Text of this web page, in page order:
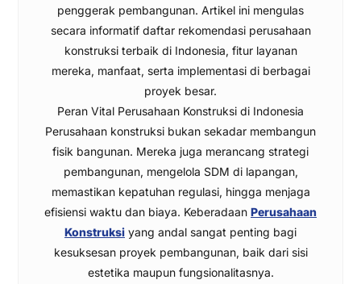
penggerak pembangunan. Artikel ini mengulas
secara informatif daftar rekomendasi perusahaan
konstruksi terbaik di Indonesia, fitur layanan
mereka, manfaat, serta implementasi di berbagai
proyek besar.
Peran Vital Perusahaan Konstruksi di Indonesia
Perusahaan konstruksi bukan sekadar membangun
fisik bangunan. Mereka juga merancang strategi
pembangunan, mengelola SDM di lapangan,
memastikan kepatuhan regulasi, hingga menjaga
efisiensi waktu dan biaya. Keberadaan Perusahaan
Konstruksi yang andal sangat penting bagi
kesuksesan proyek pembangunan, baik dari sisi
estetika maupun fungsionalitasnya.